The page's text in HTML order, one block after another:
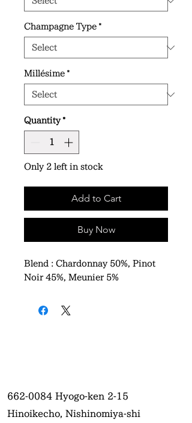
Champagne Type *
Millésime *
Quantity *
Only 2 left in stock
Add to Cart
Buy Now
Blend : Chardonnay 50%, Pinot
Noir 45%, Meunier 5%
662-0084 Hyogo-ken 2-15
Hinoikecho, Nishinomiya-shi